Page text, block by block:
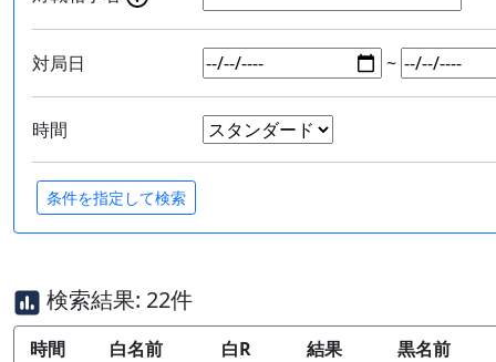
対局日 ~
時間
検索結果: 22件
時間 白名前 白R 結果
黒名前